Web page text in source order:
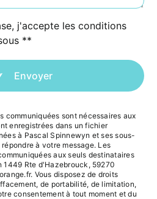
j'accepte les conditions
**
Envoyer
communiquées sont nécessaires aux
enregistrées dans un fichier
à Pascal Spinnewyn et ses sous-
à votre message. Les
aux seuls destinataires
1449 Rte d'Hazebrouck, 59270
Vous disposez de droits
de portabilité, de limitation,
consentement à tout moment et du